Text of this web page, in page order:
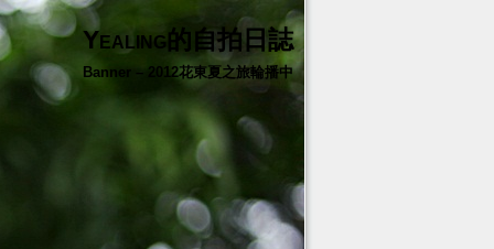
Yealing的自拍日誌
Banner – 2012花東夏之旅輪播中